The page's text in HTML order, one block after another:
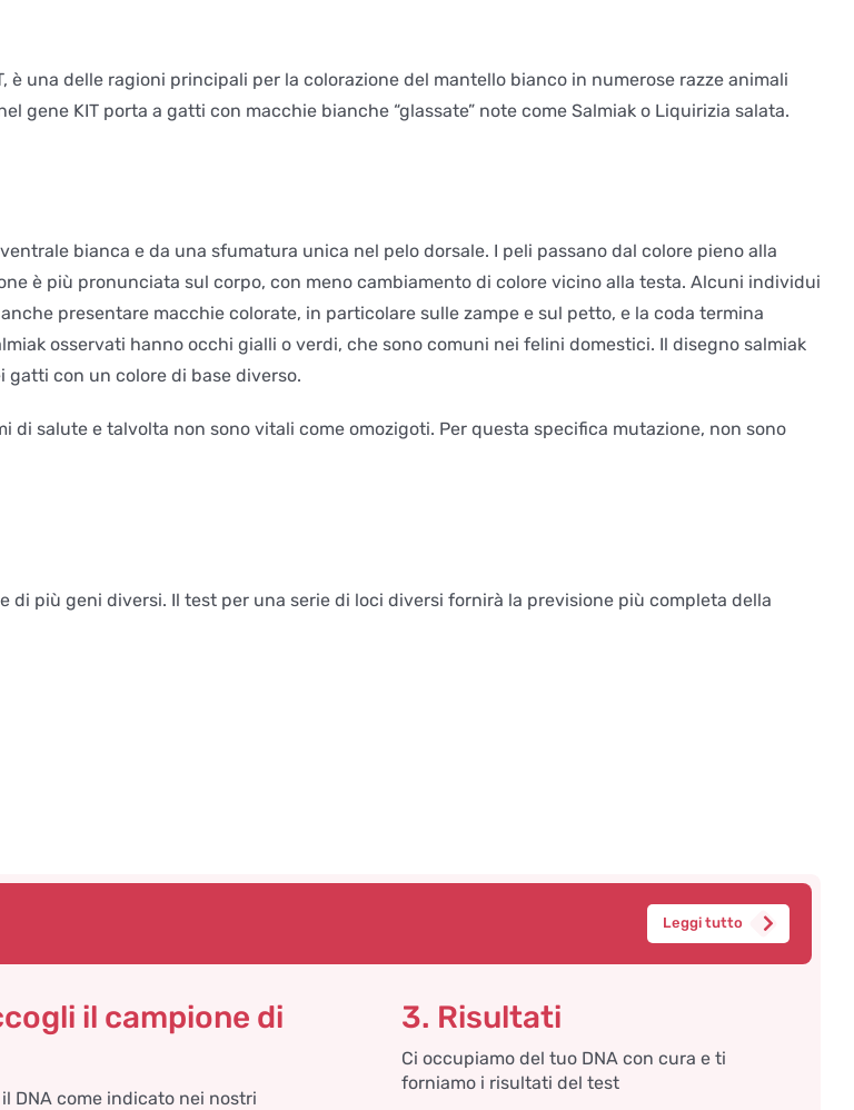
una delle ragioni principali per la colorazione del mantello bianco in numerose razze animali
gene KIT porta a gatti con macchie bianche “glassate” note come Salmiak o Liquirizia salata.
bianca e da una sfumatura unica nel pelo dorsale. I peli passano dal colore pieno alla
è più pronunciata sul corpo, con meno cambiamento di colore vicino alla testa. Alcuni individui
presentare macchie colorate, in particolare sulle zampe e sul petto, e la coda termina
osservati hanno occhi gialli o verdi, che sono comuni nei felini domestici. Il disegno salmiak
con un colore di base diverso.
salute e talvolta non sono vitali come omozigoti. Per questa specifica mutazione, non sono
più geni diversi. Il test per una serie di loci diversi fornirà la previsione più completa della
Leggi tutto
il campione di
DNA come indicato nei nostri
3. Risultati
Ci occupiamo del tuo DNA con cura e ti
forniamo i risultati del test